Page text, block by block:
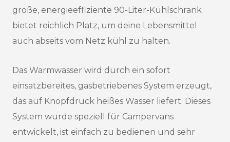
große, energieeffiziente 90-Liter-Kühlschrank
bietet reichlich Platz, um deine Lebensmittel
auch abseits vom Netz kühl zu halten.
Das Warmwasser wird durch ein sofort
einsatzbereites, gasbetriebenes System erzeugt,
das auf Knopfdruck heißes Wasser liefert. Dieses
System wurde speziell für Campervans
entwickelt, ist einfach zu bedienen und sehr